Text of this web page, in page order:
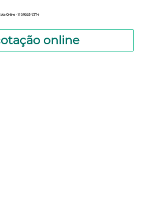
Online - 11 9.9553-7374
online